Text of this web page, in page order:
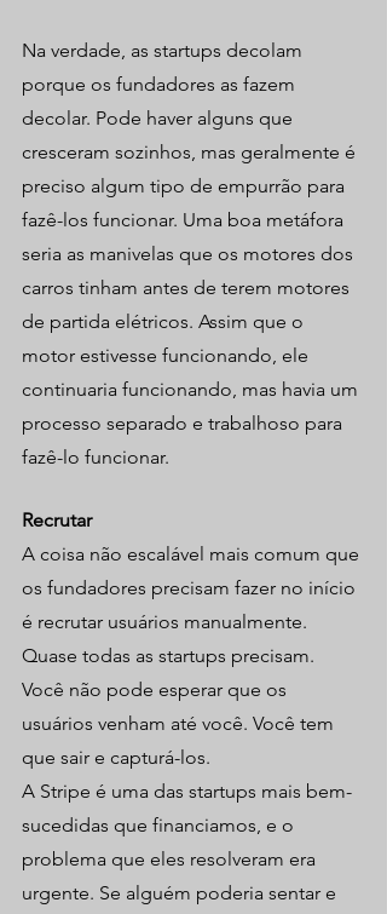
Na verdade, as startups decolam
porque os fundadores as fazem
decolar. Pode haver alguns que
cresceram sozinhos, mas geralmente é
preciso algum tipo de empurrão para
fazê-los funcionar. Uma boa metáfora
seria as manivelas que os motores dos
carros tinham antes de terem motores
de partida elétricos. Assim que o
motor estivesse funcionando, ele
continuaria funcionando, mas havia um
processo separado e trabalhoso para
fazê-lo funcionar.
Recrutar
A coisa não escalável mais comum que
os fundadores precisam fazer no início
é recrutar usuários manualmente.
Quase todas as startups precisam.
Você não pode esperar que os
usuários venham até você. Você tem
que sair e capturá-los.
A Stripe é uma das startups mais bem-
sucedidas que financiamos, e o
problema que eles resolveram era
urgente. Se alguém poderia sentar e